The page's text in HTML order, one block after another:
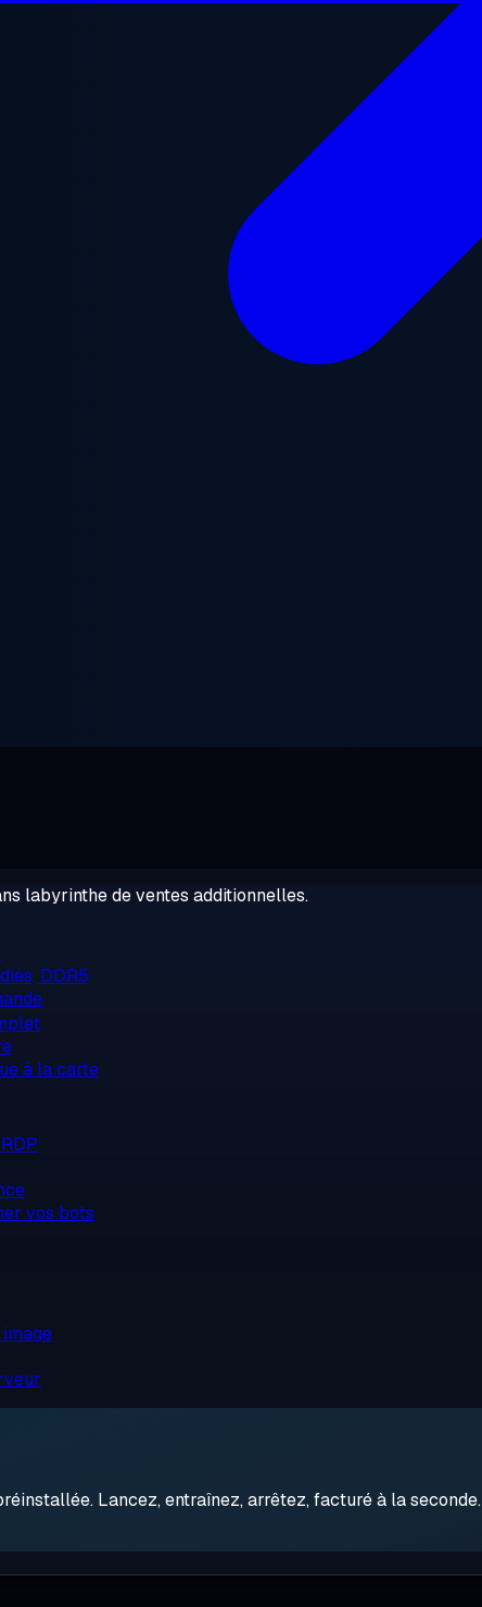
labyrinthe de ventes additionnelles.
DDR5
à la carte
vos bots
Lancez, entraînez, arrêtez, facturé à la seconde.